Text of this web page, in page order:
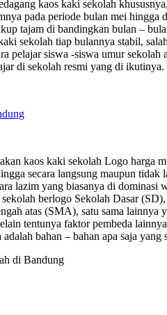
kaos kaki sekolah
pada periode bulan mei hingga
tajam di bandingkan bulan –
sekolah tiap bulannya stabil,
pelajar siswa -siswa umur
di sekolah resmi yang di ikutinya.
kaos kaki sekolah Logo harga
secara langsung maupun tidak
lazim yang biasanya di dominasi
berlogo Sekolah Dasar
atas (SMA), satu sama lainnya
tentunya faktor pembeda
bahan – bahan apa saja
di Bandung